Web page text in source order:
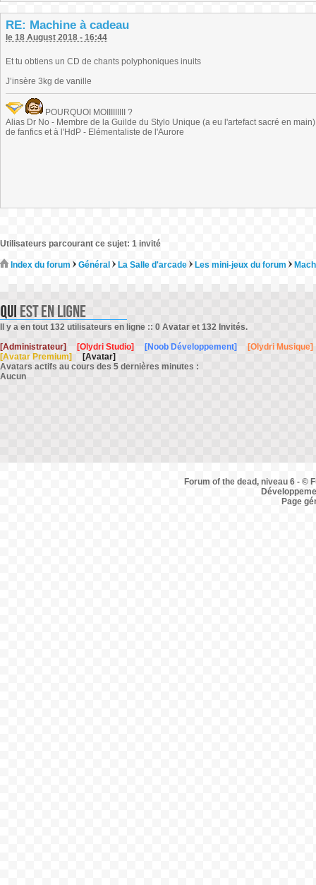
RE: Machine à cadeau
le 18 August 2018 - 16:44
Et tu obtiens un CD de chants polyphoniques inuits
J’insère 3kg de vanille
POURQUOI MOIIIIIIIII ?
Alias Dr No - Membre de la Guilde du Stylo Unique (a eu l'artefact sacré en
de fanfics et à l'HdP - Elémentaliste de l'Aurore
Utilisateurs parcourant ce sujet: 1 invité
Index du forum Général La Salle d'arcade Les mini-jeux du forum
Il y a en tout 132 utilisateurs en ligne :: 0 Avatar et 132 Invités.
[Administrateur]
[Olydri Studio] [Noob Développement]
[Olydri Musique]
[Avatar Premium]
[Avatar]
Avatars actifs au cours des 5 dernières minutes :
Aucun
Forum of the dead, niveau 6 - ©
Page